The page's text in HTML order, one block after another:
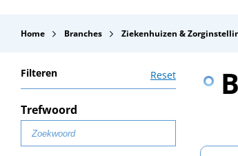
Home Branches Ziekenhuizen &
Filteren
Trefwoord
Reset